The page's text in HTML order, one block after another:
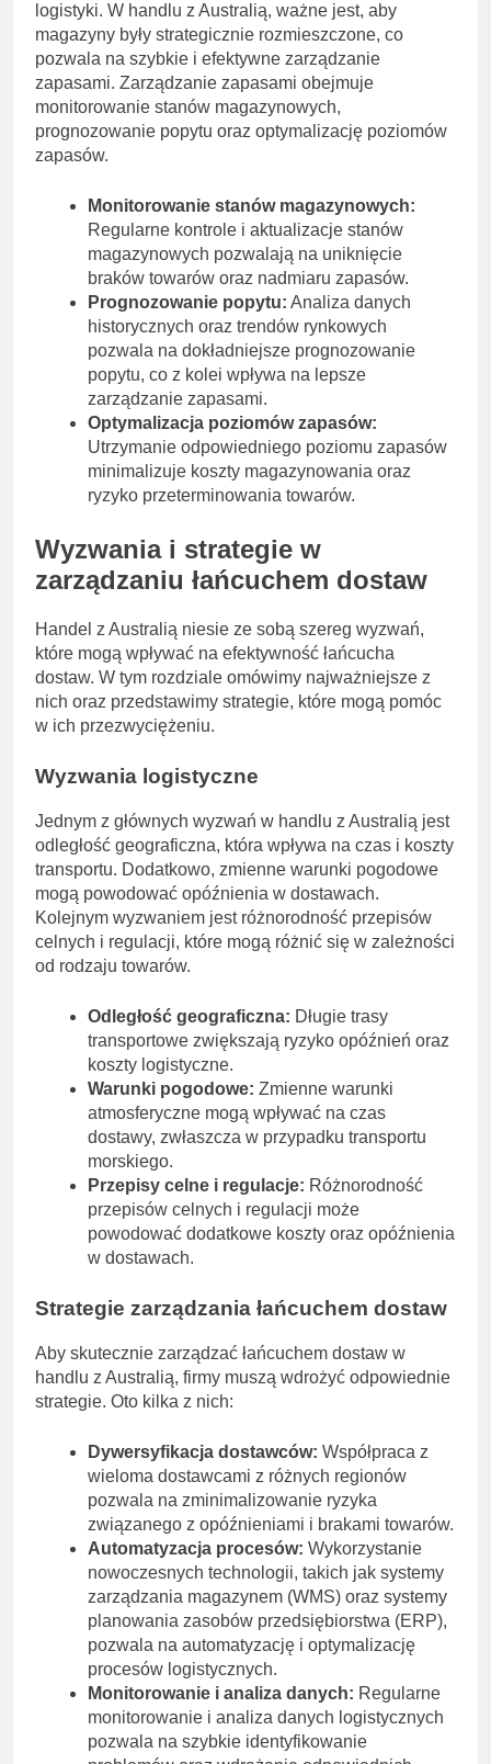
logistyki. W handlu z Australią, ważne jest, aby
magazyny były strategicznie rozmieszczone, co
pozwala na szybkie i efektywne zarządzanie
zapasami. Zarządzanie zapasami obejmuje
monitorowanie stanów magazynowych,
prognozowanie popytu oraz optymalizację poziomów
zapasów.
Monitorowanie stanów magazynowych:
Regularne kontrole i aktualizacje stanów
magazynowych pozwalają na uniknięcie
braków towarów oraz nadmiaru zapasów.
Prognozowanie popytu: Analiza danych
historycznych oraz trendów rynkowych
pozwala na dokładniejsze prognozowanie
popytu, co z kolei wpływa na lepsze
zarządzanie zapasami.
Optymalizacja poziomów zapasów:
Utrzymanie odpowiedniego poziomu zapasów
minimalizuje koszty magazynowania oraz
ryzyko przeterminowania towarów.
Wyzwania i strategie w
zarządzaniu łańcuchem dostaw
Handel z Australią niesie ze sobą szereg wyzwań,
które mogą wpływać na efektywność łańcucha
dostaw. W tym rozdziale omówimy najważniejsze z
nich oraz przedstawimy strategie, które mogą pomóc
w ich przezwyciężeniu.
Wyzwania logistyczne
Jednym z głównych wyzwań w handlu z Australią jest
odległość geograficzna, która wpływa na czas i koszty
transportu. Dodatkowo, zmienne warunki pogodowe
mogą powodować opóźnienia w dostawach.
Kolejnym wyzwaniem jest różnorodność przepisów
celnych i regulacji, które mogą różnić się w zależności
od rodzaju towarów.
Odległość geograficzna: Długie trasy
transportowe zwiększają ryzyko opóźnień oraz
koszty logistyczne.
Warunki pogodowe: Zmienne warunki
atmosferyczne mogą wpływać na czas
dostawy, zwłaszcza w przypadku transportu
morskiego.
Przepisy celne i regulacje: Różnorodność
przepisów celnych i regulacji może
powodować dodatkowe koszty oraz opóźnienia
w dostawach.
Strategie zarządzania łańcuchem dostaw
Aby skutecznie zarządzać łańcuchem dostaw w
handlu z Australią, firmy muszą wdrożyć odpowiednie
strategie. Oto kilka z nich:
Dywersyfikacja dostawców: Współpraca z
wieloma dostawcami z różnych regionów
pozwala na zminimalizowanie ryzyka
związanego z opóźnieniami i brakami towarów.
Automatyzacja procesów: Wykorzystanie
nowoczesnych technologii, takich jak systemy
zarządzania magazynem (WMS) oraz systemy
planowania zasobów przedsiębiorstwa (ERP),
pozwala na automatyzację i optymalizację
procesów logistycznych.
Monitorowanie i analiza danych: Regularne
monitorowanie i analiza danych logistycznych
pozwala na szybkie identyfikowanie